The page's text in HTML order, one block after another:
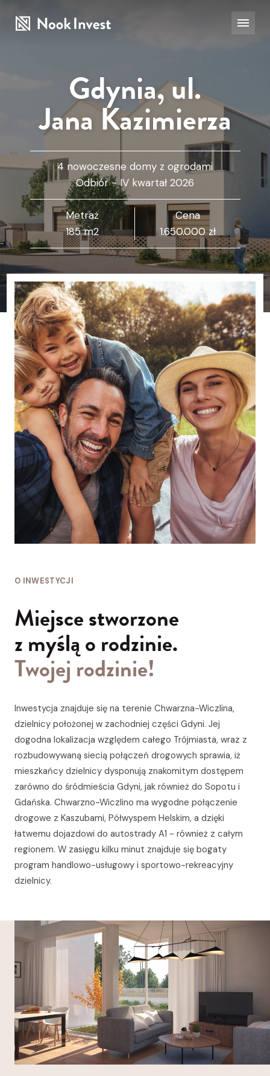
Gdynia, ul.
Jana Kazimierza
4 nowoczesne domy z ogrodami
Odbiór - IV kwartał 2026
Metraż
185 m2
Cena
1.650.000 zł
O INWESTYCJI
Miejsce stworzone
z myślą o rodzinie.
Twojej rodzinie!
Inwestycja znajduje się na terenie Chwarzna-Wiczlina,
dzielnicy położonej w zachodniej części Gdyni. Jej
dogodna lokalizacja względem całego Trójmiasta, wraz z
rozbudowywaną siecią połączeń drogowych sprawia, iż
mieszkańcy dzielnicy dysponują znakomitym dostępem
zarówno do śródmieścia Gdyni, jak również do Sopotu i
Gdańska. Chwarzno-Wiczlino ma wygodne połączenie
drogowe z Kaszubami, Półwyspem Helskim, a dzięki
łatwemu dojazdowi do autostrady A1 - również z całym
regionem. W zasięgu kilku minut znajduje się bogaty
program handlowo-usługowy i sportowo-rekreacyjny
dzielnicy.